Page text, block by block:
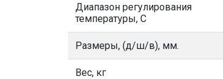
Диапазон регулирования
температуры, С
Размеры, (д/ш/в), мм.
Вес, кг